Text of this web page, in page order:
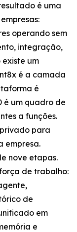
é uma
operando sem
integração,
um
é a camada
é
é um quadro de
a funções.
para
empresa.
nove etapas.
de trabalho:
de
em
e